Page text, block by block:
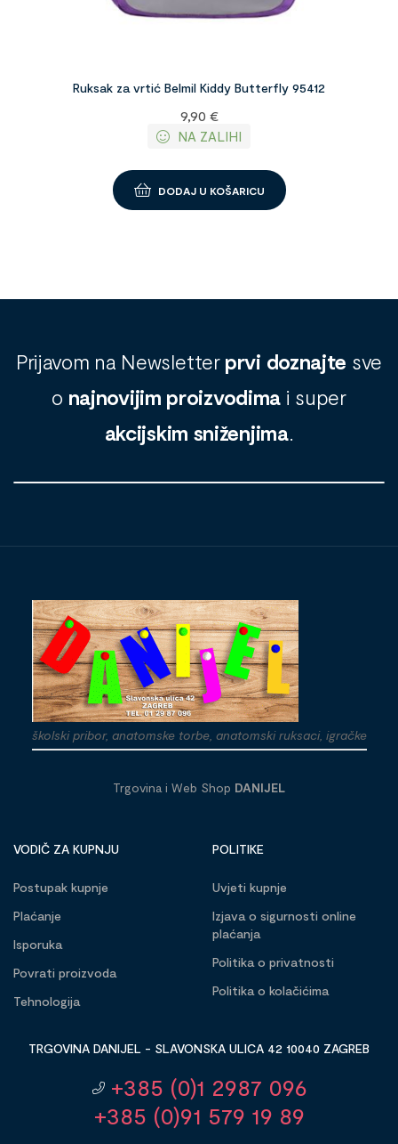
Ruksak za vrtić Belmil Kiddy Butterfly 95412
9,90 €
NA ZALIHI
DODAJ U KOŠARICU
Prijavom na Newsletter prvi doznajte sve
o najnovijim proizvodima i super
akcijskim sniženjima.
školski pribor, anatomske torbe, anatomski ruksaci, igračke
Trgovina i Web Shop DANIJEL
VODIČ ZA KUPNJU
Postupak kupnje
Plaćanje
Isporuka
Povrati proizvoda
Tehnologija
POLITIKE
Uvjeti kupnje
Izjava o sigurnosti online
plaćanja
Politika o privatnosti
Politika o kolačićima
TRGOVINA DANIJEL - SLAVONSKA ULICA 42 10040 ZAGREB
+385 (0)1 2987 096
+385 (0)91 579 19 89